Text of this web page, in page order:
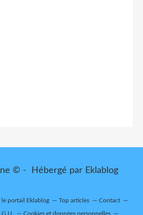
© - Hébergé par Eklablog
le portail Eklablog Top articles Contact
Cookies et données personnelles